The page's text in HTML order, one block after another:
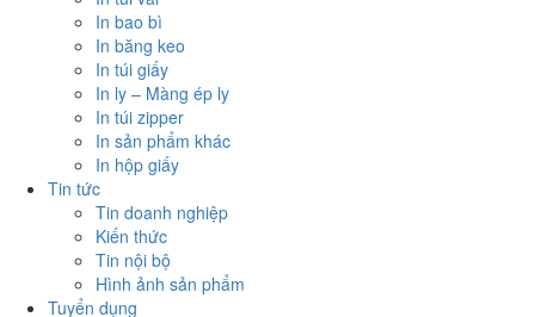
In bao bì
In băng keo
In túi giấy
In ly – Màng ép ly
In túi zipper
In sản phẩm khác
In hộp giấy
Tin tức
Tin doanh nghiệp
Kiến thức
Tin nội bộ
Hình ảnh sản phẩm
Tuyển dụng